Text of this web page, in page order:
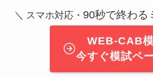
＼ スマホ対応・ 90秒で終わる
WEB-CAB
今すぐ模試ペ